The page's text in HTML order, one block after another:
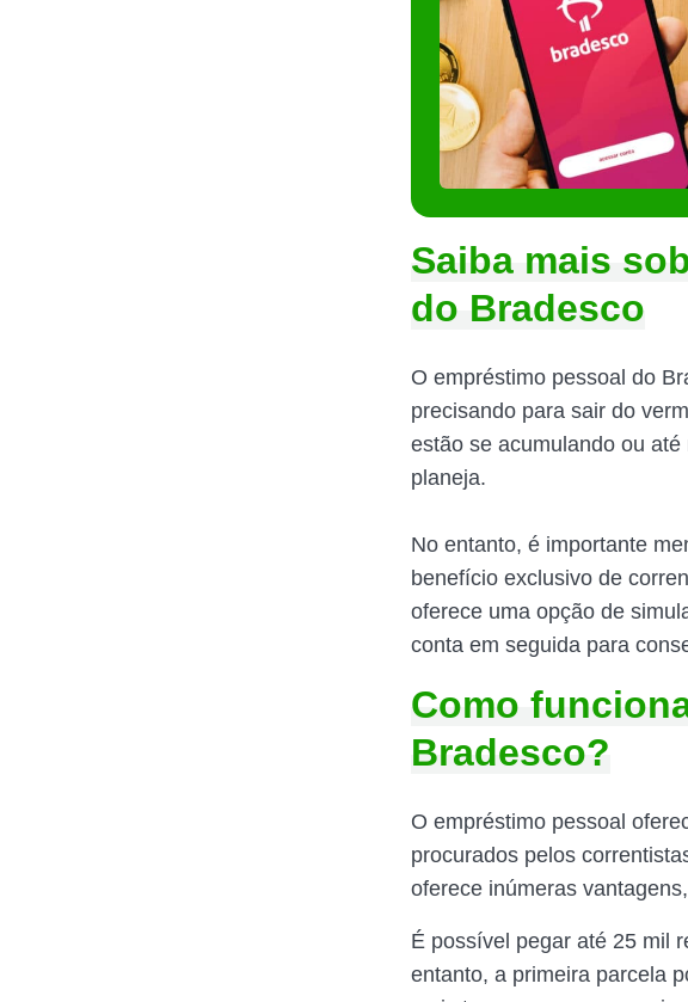
Saiba mais
do Bradesco
O empréstimo pessoal do
precisando para sair do
estão se acumulando ou
planeja.
No entanto, é importante
benefício exclusivo de
oferece uma opção de
conta em seguida para
Como
Bradesco?
O empréstimo pessoal
procurados pelos
oferece inúmeras
É possível pegar até 25 mil
entanto, a primeira parcela